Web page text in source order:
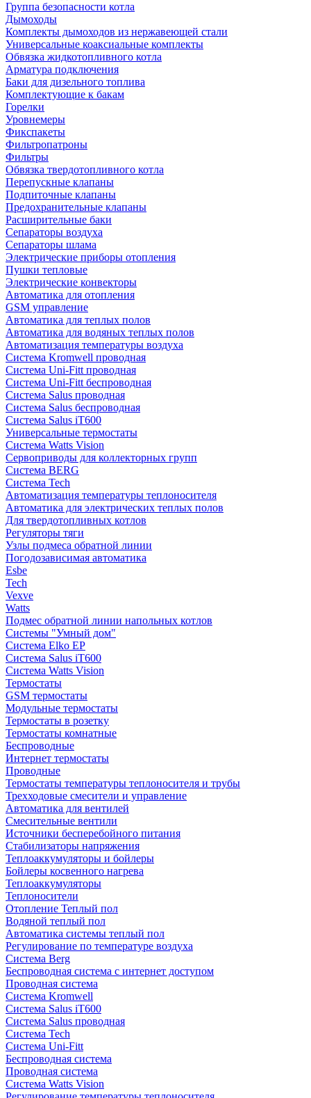
Группа безопасности котла
Дымоходы
Комплекты дымоходов из нержавеющей стали
Универсальные коаксиальные комплекты
Обвязка жидкотопливного котла
Арматура подключения
Баки для дизельного топлива
Комплектующие к бакам
Горелки
Уровнемеры
Фикспакеты
Фильтропатроны
Фильтры
Обвязка твердотопливного котла
Перепускные клапаны
Подпиточные клапаны
Предохранительные клапаны
Расширительные баки
Сепараторы воздуха
Сепараторы шлама
Электрические приборы отопления
Пушки тепловые
Электрические конвекторы
Автоматика для отопления
GSM управление
Автоматика для теплых полов
Автоматика для водяных теплых полов
Автоматизация температуры воздуха
Система Kromwell проводная
Система Uni-Fitt проводная
Система Uni-Fitt беспроводная
Система Salus проводная
Система Salus беспроводная
Система Salus iT600
Универсальные термостаты
Система Watts Vision
Сервоприводы для коллекторных групп
Система BERG
Система Tech
Автоматизация температуры теплоносителя
Автоматика для электрических теплых полов
Для твердотопливных котлов
Регуляторы тяги
Узлы подмеса обратной линии
Погодозависимая автоматика
Esbe
Tech
Vexve
Watts
Подмес обратной линии напольных котлов
Системы "Умный дом"
Система Elko EP
Система Salus iT600
Система Watts Vision
Термостаты
GSM термостаты
Модульные термостаты
Термостаты в розетку
Термостаты комнатные
Беспроводные
Интернет термостаты
Проводные
Термостаты температуры теплоносителя и трубы
Трехходовые смесители и управление
Автоматика для вентилей
Смесительные вентили
Источники бесперебойного питания
Стабилизаторы напряжения
Теплоаккумуляторы и бойлеры
Бойлеры косвенного нагрева
Теплоаккумуляторы
Теплоносители
Отопление Теплый пол
Водяной теплый пол
Автоматика системы теплый пол
Регулирование по температуре воздуха
Система Berg
Беспроводная система с интернет доступом
Проводная система
Система Kromwell
Система Salus iT600
Система Salus проводная
Система Tech
Система Uni-Fitt
Беспроводная система
Проводная система
Система Watts Vision